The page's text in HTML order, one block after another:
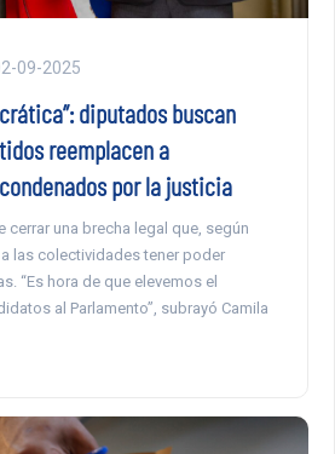
09-2025
diputados buscan
reemplacen a
por la justicia
cerrar una brecha legal que, según
las colectividades tener poder
“Es hora de que elevemos el
al Parlamento”, subrayó Camila